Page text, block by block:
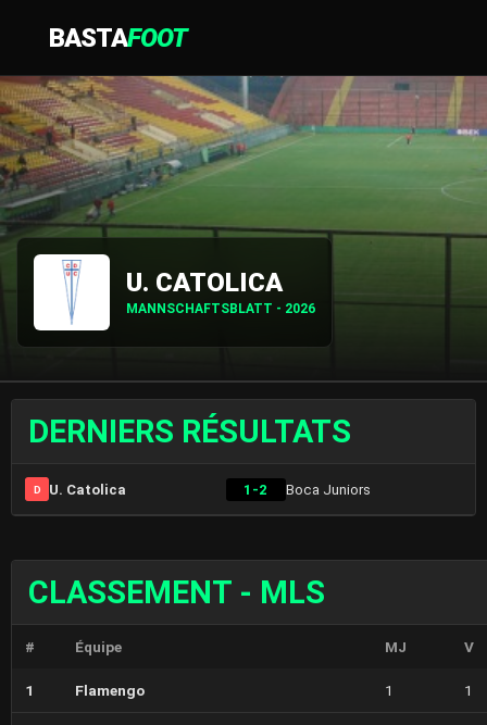
BASTAFOOT
U. CATOLICA
MANNSCHAFTSBLATT - 2026
DERNIERS RÉSULTATS
D U. Catolica 1-2 Boca Juniors
CLASSEMENT - MLS
# Équipe MJ V
1 Flamengo 1 1